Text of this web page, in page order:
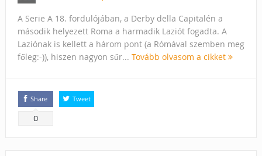
A Serie A 18. fordulójában, a Derby della Capitalén a
második helyezett Roma a harmadik Laziót fogadta. A
Laziónak is kellett a három pont (a Rómával szemben meg
főleg:-)), hiszen nagyon sűr... Tovább olvasom a cikket
Share
0
Tweet